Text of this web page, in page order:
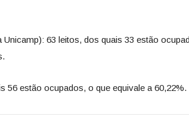
Unicamp): 63 leitos, dos quais 33 estão
56 estão ocupados, o que equivale a